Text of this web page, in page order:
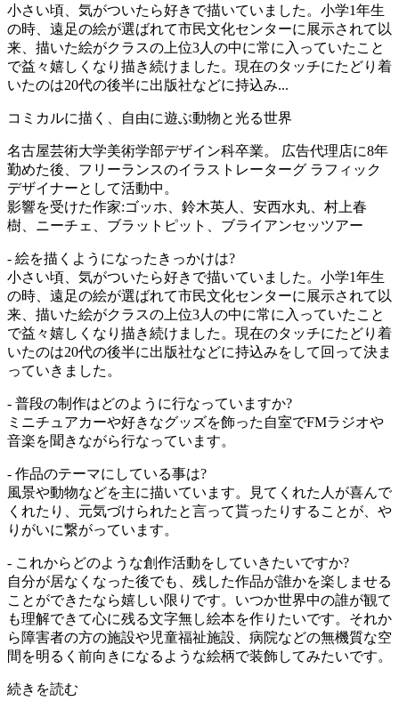
小さい頃、気がついたら好きで描いていました。小学1年生
の時、遠足の絵が選ばれて市民文化センターに展示されて以
来、描いた絵がクラスの上位3人の中に常に入っていたこと
で益々嬉しくなり描き続けました。現在のタッチにたどり着
いたのは20代の後半に出版社などに持込み...
コミカルに描く、自由に遊ぶ動物と光る世界
名古屋芸術大学美術学部デザイン科卒業。 広告代理店に8年
勤めた後、フリーランスのイラストレーターグ ラフィック
デザイナーとして活動中。
影響を受けた作家:ゴッホ、鈴木英人、安西水丸、村上春
樹、ニーチェ、ブラットピット、ブライアンセッツアー
- 絵を描くようになったきっかけは?
小さい頃、気がついたら好きで描いていました。小学1年生
の時、遠足の絵が選ばれて市民文化センターに展示されて以
来、描いた絵がクラスの上位3人の中に常に入っていたこと
で益々嬉しくなり描き続けました。現在のタッチにたどり着
いたのは20代の後半に出版社などに持込みをして回って決ま
っていきました。
- 普段の制作はどのように行なっていますか?
ミニチュアカーや好きなグッズを飾った自室でFMラジオや
音楽を聞きながら行なっています。
- 作品のテーマにしている事は?
風景や動物などを主に描いています。見てくれた人が喜んで
くれたり、元気づけられたと言って貰ったりすることが、や
りがいに繋がっています。
- これからどのような創作活動をしていきたいですか?
自分が居なくなった後でも、残した作品が誰かを楽しませる
ことができたなら嬉しい限りです。いつか世界中の誰が観て
も理解できて心に残る文字無し絵本を作りたいです。それか
ら障害者の方の施設や児童福祉施設、病院などの無機質な空
間を明るく前向きになるような絵柄で装飾してみたいです。
続きを読む